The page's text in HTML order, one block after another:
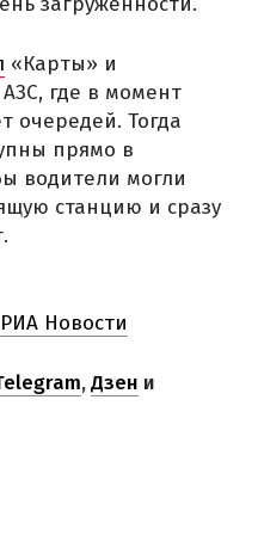
«Карты» и
где в момент
очередей. Тогда
прямо в
водители могли
станцию и сразу
РИА Новости
,Дзен и